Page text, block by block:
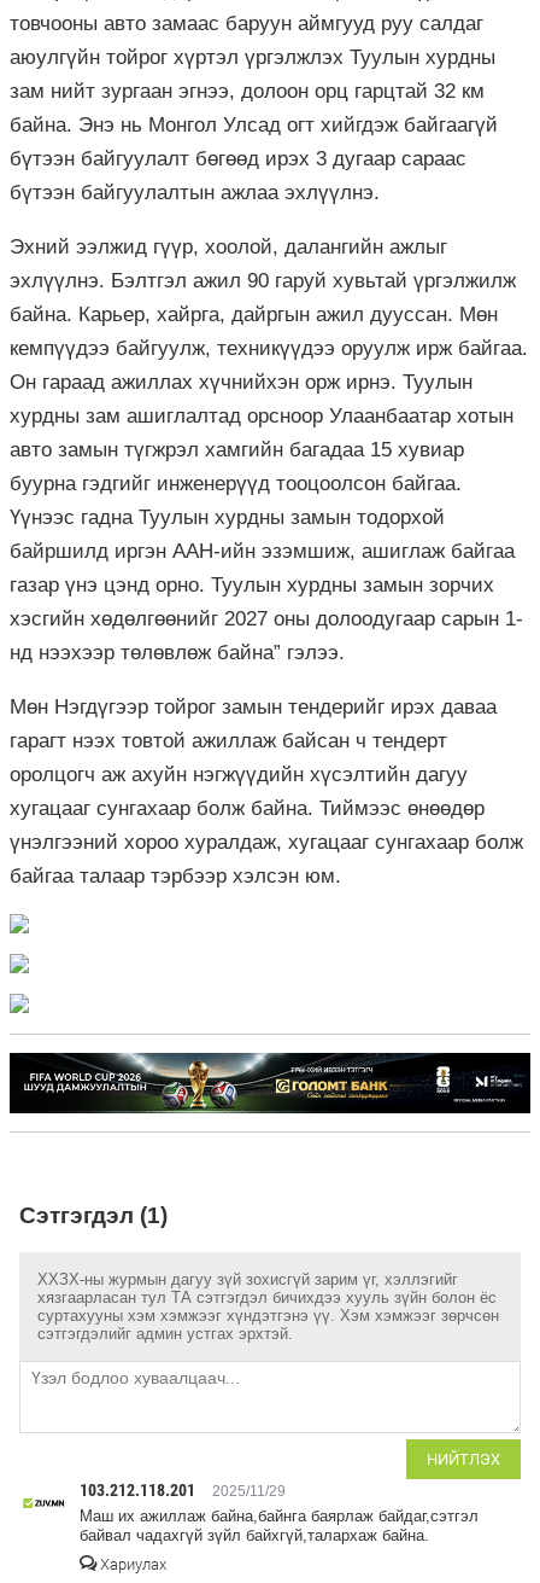
товчооны авто замаас баруун аймгууд руу салдаг
аюулгүйн тойрог хүртэл үргэлжлэх Туулын хурдны
зам нийт зургаан эгнээ, долоон орц гарцтай 32 км
байна. Энэ нь Монгол Улсад огт хийгдэж байгаагүй
бүтээн байгуулалт бөгөөд ирэх 3 дугаар сараас
бүтээн байгуулалтын ажлаа эхлүүлнэ.
Эхний ээлжид гүүр, хоолой, далангийн ажлыг
эхлүүлнэ. Бэлтгэл ажил 90 гаруй хувьтай үргэлжилж
байна. Карьер, хайрга, дайргын ажил дууссан. Мөн
кемпүүдээ байгуулж, техникүүдээ оруулж ирж байгаа.
Он гараад ажиллах хүчнийхэн орж ирнэ. Туулын
хурдны зам ашиглалтад орсноор Улаанбаатар хотын
авто замын түгжрэл хамгийн багадаа 15 хувиар
буурна гэдгийг инженерүүд тооцоолсон байгаа.
Үүнээс гадна Туулын хурдны замын тодорхой
байршилд иргэн ААН-ийн эзэмшиж, ашиглаж байгаа
газар үнэ цэнд орно. Туулын хурдны замын зорчих
хэсгийн хөдөлгөөнийг 2027 оны долоодугаар сарын 1-
нд нээхээр төлөвлөж байна” гэлээ.
Мөн Нэгдүгээр тойрог замын тендерийг ирэх даваа
гарагт нээх товтой ажиллаж байсан ч тендерт
оролцогч аж ахуйн нэгжүүдийн хүсэлтийн дагуу
хугацааг сунгахаар болж байна. Тиймээс өнөөдөр
үнэлгээний хороо хуралдаж, хугацааг сунгахаар болж
байгаа талаар тэрбээр хэлсэн юм.
Сэтгэгдэл (1)
ХХЗХ-ны журмын дагуу зүй зохисгүй зарим үг, хэллэгийг
хязгаарласан тул ТА сэтгэгдэл бичихдээ хууль зүйн болон ёс
суртахууны хэм хэмжээг хүндэтгэнэ үү. Хэм хэмжээг зөрчсөн
сэтгэгдэлийг админ устгах эрхтэй.
НИЙТЛЭХ
103.212.118.201 2025/11/29
Маш их ажиллаж байна,байнга баярлаж байдаг,сэтгэл
байвал чадахгүй зүйл байхгүй,талархаж байна.
Хариулах